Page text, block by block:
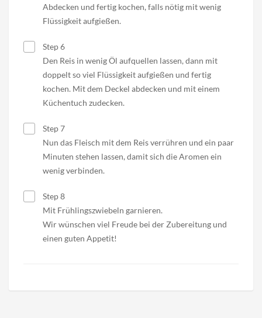
Abdecken und fertig kochen, falls nötig mit wenig
Flüssigkeit aufgießen.
Step 6
Den Reis in wenig Öl aufquellen lassen, dann mit
doppelt so viel Flüssigkeit aufgießen und fertig
kochen. Mit dem Deckel abdecken und mit einem
Küchentuch zudecken.
Step 7
Nun das Fleisch mit dem Reis verrühren und ein paar
Minuten stehen lassen, damit sich die Aromen ein
wenig verbinden.
Step 8
Mit Frühlingszwiebeln garnieren.
Wir wünschen viel Freude bei der Zubereitung und
einen guten Appetit!